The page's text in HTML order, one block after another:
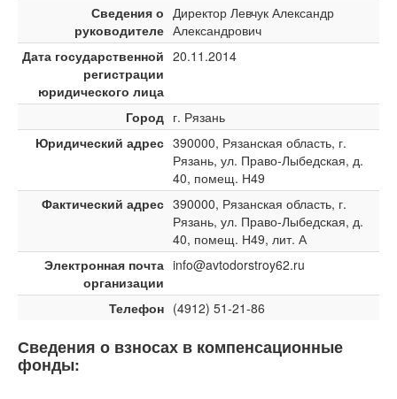
Сведения о
руководителе
Директор Левчук Александр
Александрович
Дата государственной
регистрации
юридического лица
20.11.2014
Город г. Рязань
Юридический адрес 390000, Рязанская область, г.
Рязань, ул. Право-Лыбедская, д.
40, помещ. Н49
Фактический адрес 390000, Рязанская область, г.
Рязань, ул. Право-Лыбедская, д.
40, помещ. Н49, лит. А
Электронная почта
организации
info@avtodorstroy62.ru
Телефон (4912) 51-21-86
Сведения о взносах в компенсационные
фонды: